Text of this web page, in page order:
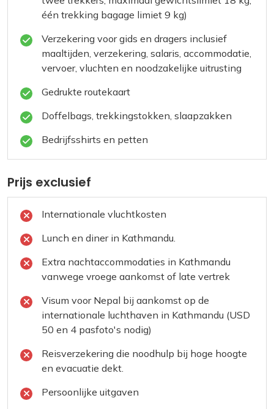
één trekking bagage limiet 9 kg)
Verzekering voor gids en dragers inclusief
maaltijden, verzekering, salaris, accommodatie,
vervoer, vluchten en noodzakelijke uitrusting
Gedrukte routekaart
Doffelbags, trekkingstokken, slaapzakken
Bedrijfsshirts en petten
Prijs exclusief
Internationale vluchtkosten
Lunch en diner in Kathmandu.
Extra nachtaccommodaties in Kathmandu
vanwege vroege aankomst of late vertrek
Visum voor Nepal bij aankomst op de
internationale luchthaven in Kathmandu (USD
50 en 4 pasfoto's nodig)
Reisverzekering die noodhulp bij hoge hoogte
en evacuatie dekt.
Persoonlijke uitgaven